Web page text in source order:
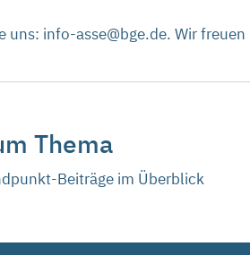
uns: info-asse@bge.de. Wir
Thema
Beiträge im Überblick